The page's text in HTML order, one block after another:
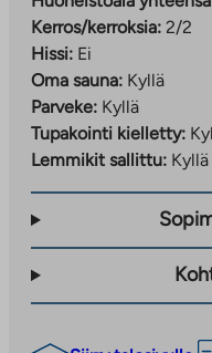
Kerros/kerroksia: 2/2
Hissi: Ei
Oma sauna: Kyllä
Parveke: Kyllä
Tupakointi kielletty:
Lemmikit sallittu: Kyllä